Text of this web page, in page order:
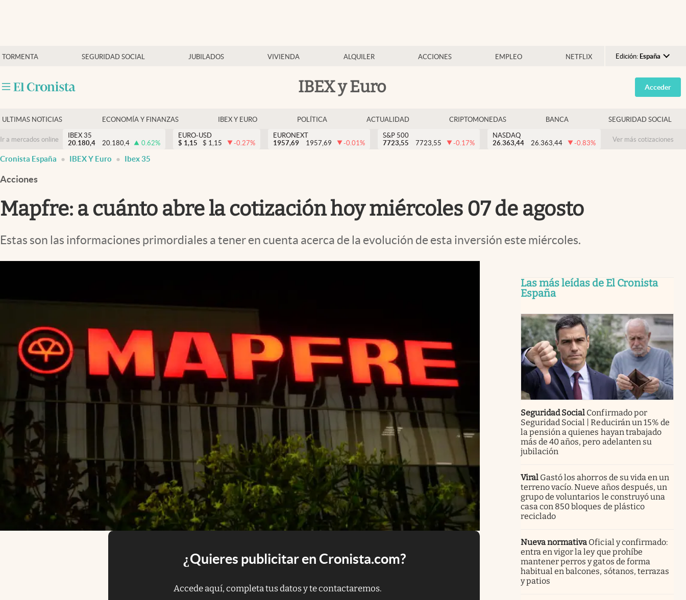
TORMENTA SEGURIDAD SOCIAL JUBILADOS VIVIENDA ALQUILER ACCIONES EMPLEO NETFLIX Edición: España
Argentina
España
USA
Colombia
IBEX y Euro
Economía y finanzas
Criptomonedas
Acceder
ULTIMAS NOTICIAS ECONOMÍA Y FINANZAS IBEX Y EURO POLÍTICA ACTUALIDAD CRIPTOMONEDAS BANCA SEGURIDAD SOCIAL
Ir a mercados online
IBEX 35
20.180,4
20.180,4 0.62%
EURO-USD
$ 1,15 $ 1,15 -0.27%
EURONEXT
1957,69
1957,69 -0.01%
S&P 500
7723,55
7723,55 -0.17%
NASDAQ
26.363,44
26.363,44 -0.83% Ver más cotizaciones
Cronista España IBEX Y Euro Ibex 35
Acciones
Mapfre: a cuánto abre la cotización hoy miércoles 07 de agosto
Estas son las informaciones primordiales a tener en cuenta acerca de la evolución de esta inversión este miércoles.
¿Quieres publicitar en Cronista.com?
Accede aquí, completa tus datos y te contactaremos.
Las más leídas de El Cronista
España
Seguridad Social Confirmado por
Seguridad Social | Reducirán un 15% de
la pensión a quienes hayan trabajado
más de 40 años, pero adelanten su
jubilación
Viral Gastó los ahorros de su vida en un
terreno vacío. Nueve años después, un
grupo de voluntarios le construyó una
casa con 850 bloques de plástico
reciclado
Nueva normativa Oficial y confirmado:
entra en vigor la ley que prohíbe
mantener perros y gatos de forma
habitual en balcones, sótanos, terrazas
y patios